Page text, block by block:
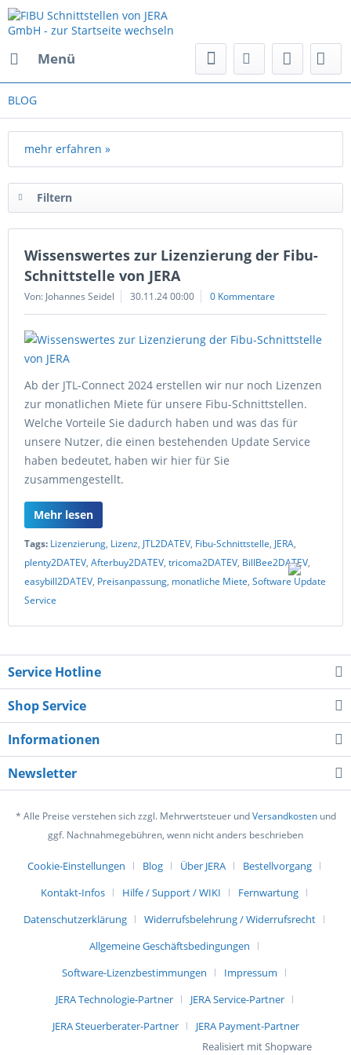
Menü
BLOG
mehr erfahren »
Filtern
Wissenswertes zur Lizenzierung der Fibu-
Schnittstelle von JERA
Von: Johannes Seidel 30.11.24 00:00 0 Kommentare
Ab der JTL-Connect 2024 erstellen wir nur noch Lizenzen
zur monatlichen Miete für unsere Fibu-Schnittstellen.
Welche Vorteile Sie dadurch haben und was das für
unsere Nutzer, die einen bestehenden Update Service
haben bedeutet, haben wir hier für Sie
zusammengestellt.
Mehr lesen
Tags: Lizenzierung, Lizenz, JTL2DATEV, Fibu-Schnittstelle, JERA,
plenty2DATEV, Afterbuy2DATEV, tricoma2DATEV, BillBee2DATEV,
easybill2DATEV, Preisanpassung, monatliche Miete, Software Update
Service
Service Hotline
Shop Service
Informationen
Newsletter
* Alle Preise verstehen sich zzgl. Mehrwertsteuer undVersandkostenund
ggf. Nachnahmegebühren, wenn nicht anders beschrieben
Cookie-Einstellungen Blog Über JERA
Bestellvorgang
Kontakt-Infos
Hilfe / Support / WIKI
Fernwartung
Datenschutzerklärung
Widerrufsbelehrung / Widerrufsrecht
Allgemeine Geschäftsbedingungen
Software-Lizenzbestimmungen
Impressum
JERA Technologie-Partner
JERA Service-Partner
JERA Steuerberater-Partner
JERA Payment-Partner
Realisiert mit Shopware